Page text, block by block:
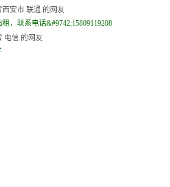
西安市 联通 的网友
，联系电话&#9742;15809119208
电信 的网友